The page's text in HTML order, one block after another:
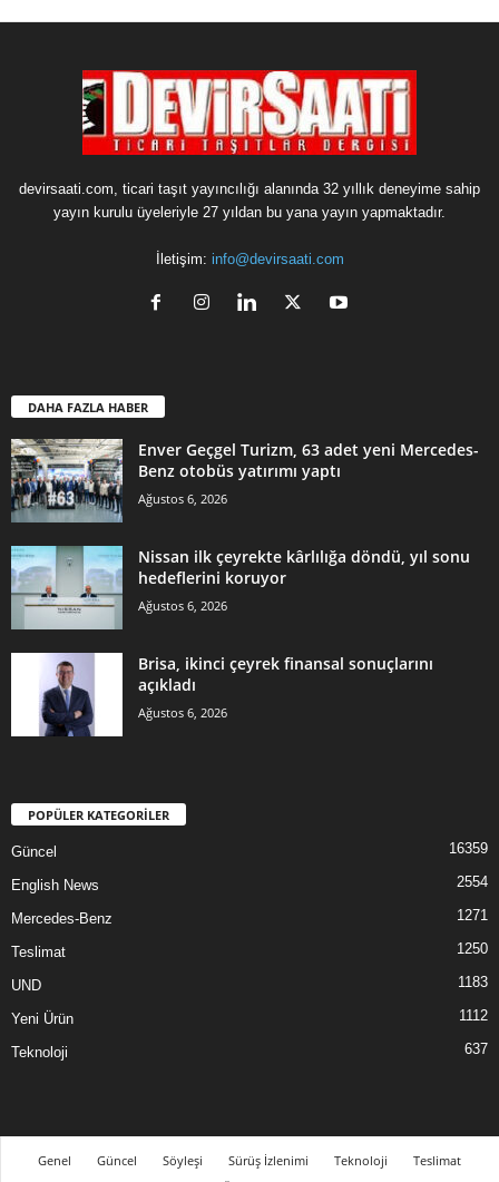
devirsaati.com, ticari taşıt yayıncılığı alanında 32 yıllık deneyime sahip
yayın kurulu üyeleriyle 27 yıldan bu yana yayın yapmaktadır.
İletişim: info@devirsaati.com
DAHA FAZLA HABER
Enver Geçgel Turizm, 63 adet yeni Mercedes-
Benz otobüs yatırımı yaptı
Ağustos 6, 2026
Nissan ilk çeyrekte kârlılığa döndü, yıl sonu
hedeflerini koruyor
Ağustos 6, 2026
Brisa, ikinci çeyrek finansal sonuçlarını
açıkladı
Ağustos 6, 2026
POPÜLER KATEGORİLER
Güncel 16359
English News 2554
Mercedes-Benz 1271
Teslimat 1250
UND 1183
Yeni Ürün 1112
Teknoloji 637
Genel Güncel Söyleşi Sürüş İzlenimi Teknoloji
Teslimat